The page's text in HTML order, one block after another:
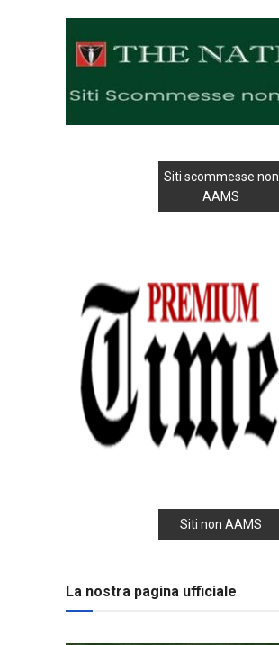
Siti scommesse non
AAMS
Siti non AAMS
La nostra pagina ufficiale